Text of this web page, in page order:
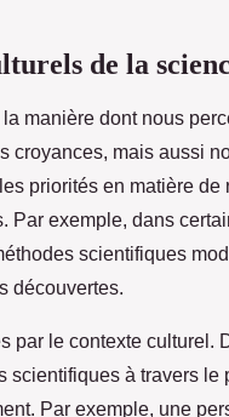
de la
manière dont nous
croyances, mais aussi
priorités en matière de
Par exemple, dans
scientifiques
découvertes.
par le contexte culturel.
scientifiques à travers le
Par exemple, une